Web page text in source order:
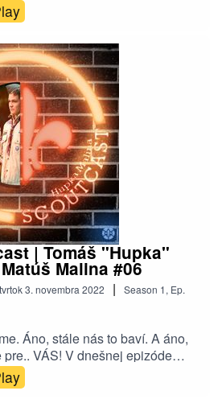
do ktorých sa môžeš aj TY
vám porozpráva o jeho
jeho cesty na takýto tábor a
na taký tábor dostať. Prajeme
vám príjemné počúvanie nech už ste kdekoľvek!
| Tomáš "Hupka"
Malina #06
3. novembra 2022 | Season 1, Ep.
Áno, stále nás to baví. A áno,
pre.. VÁS! V dnešnej epizóde
dozviete prečo bola naša
naša motivácia za týmto